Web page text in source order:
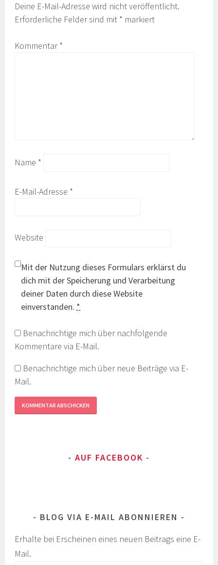
Deine E-Mail-Adresse wird nicht veröffentlicht.
Erforderliche Felder sind mit * markiert
Kommentar*
Name *
E-Mail-Adresse *
Website
Mit der Nutzung dieses Formulars erklärst du
dich mit der Speicherung und Verarbeitung
deiner Daten durch diese Website
einverstanden. *
Benachrichtige mich über nachfolgende
Kommentare via E-Mail.
Benachrichtige mich über neue Beiträge via E-
Mail.
AUF FACEBOOK
BLOG VIA E-MAIL ABONNIEREN
Erhalte bei Erscheinen eines neuen Beitrags eine E-
Mail.